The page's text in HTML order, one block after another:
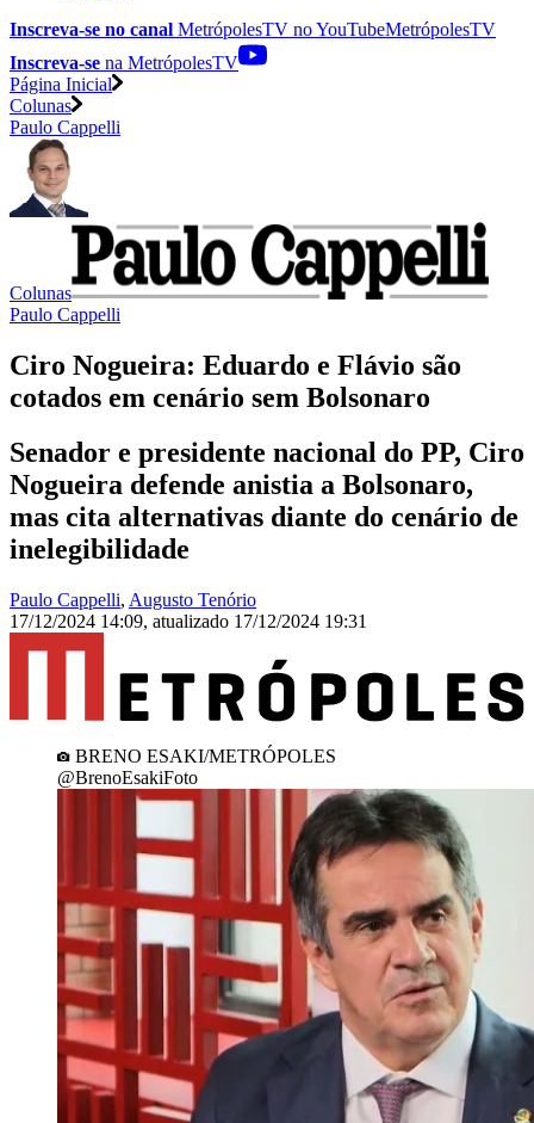
Inscreva-se no canal MetrópolesTV noYouTubeMetrópolesTV
Inscreva-se na MetrópolesTV
Página Inicial
Colunas
Paulo Cappelli
Colunas
Paulo Cappelli
Ciro Nogueira: Eduardo e Flávio são
cotados em cenário sem Bolsonaro
Senador e presidente nacional do PP, Ciro
Nogueira defende anistia a Bolsonaro,
mas cita alternativas diante do cenário de
inelegibilidade
Paulo Cappelli, Augusto Tenório
17/12/2024 14:09, atualizado 17/12/2024 19:31
BRENO ESAKI/METRÓPOLES
@BrenoEsakiFoto